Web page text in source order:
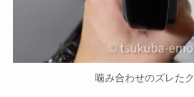
噛み合わせのズレた